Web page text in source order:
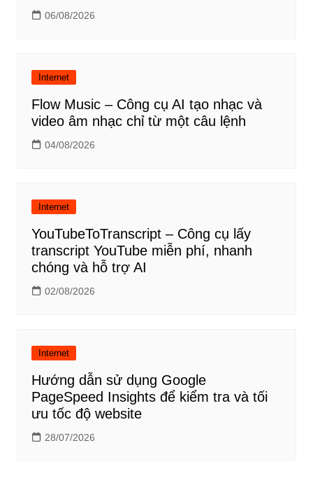
06/08/2026
Internet
Flow Music – Công cụ AI tạo nhạc và
video âm nhạc chỉ từ một câu lệnh
04/08/2026
Internet
YouTubeToTranscript – Công cụ lấy
transcript YouTube miễn phí, nhanh
chóng và hỗ trợ AI
02/08/2026
Internet
Hướng dẫn sử dụng Google
PageSpeed Insights để kiểm tra và tối
ưu tốc độ website
28/07/2026